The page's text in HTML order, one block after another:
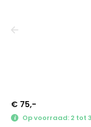
€ 75,-
Op voorraad: 2 tot